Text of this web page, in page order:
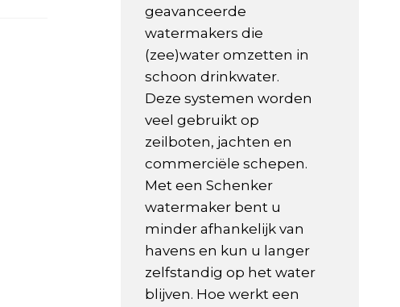
geavanceerde
watermakers die
(zee)water omzetten in
schoon drinkwater.
Deze systemen worden
veel gebruikt op
zeilboten, jachten en
commerciële schepen.
Met een Schenker
watermaker bent u
minder afhankelijk van
havens en kun u langer
zelfstandig op het water
blijven. Hoe werkt een